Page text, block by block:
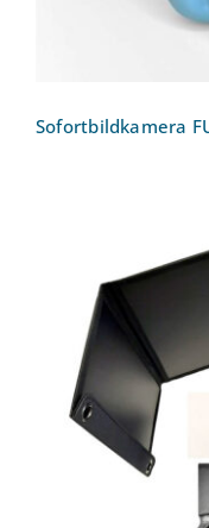
Sofortbildkamera